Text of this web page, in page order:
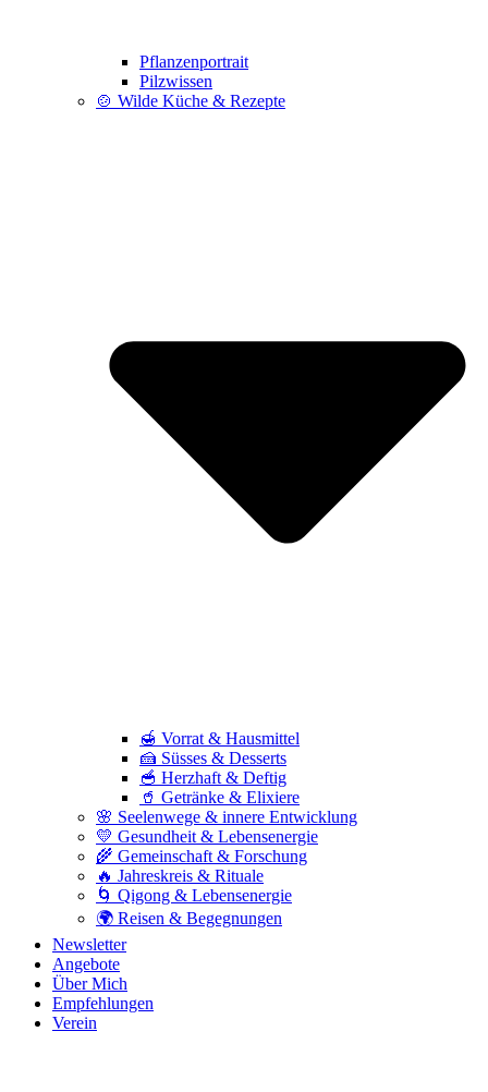
Pflanzenportrait
Pilzwissen
🍲 Wilde Küche & Rezepte
🍯 Vorrat & Hausmittel
🍰 Süsses & Desserts
🥣 Herzhaft & Deftig
🥤 Getränke & Elixiere
🌸 Seelenwege & innere Entwicklung
💛 Gesundheit & Lebensenergie
🌾 Gemeinschaft & Forschung
🔥 Jahreskreis & Rituale
🌀 Qigong & Lebensenergie
🌍 Reisen & Begegnungen
Newsletter
Angebote
Über Mich
Empfehlungen
Verein